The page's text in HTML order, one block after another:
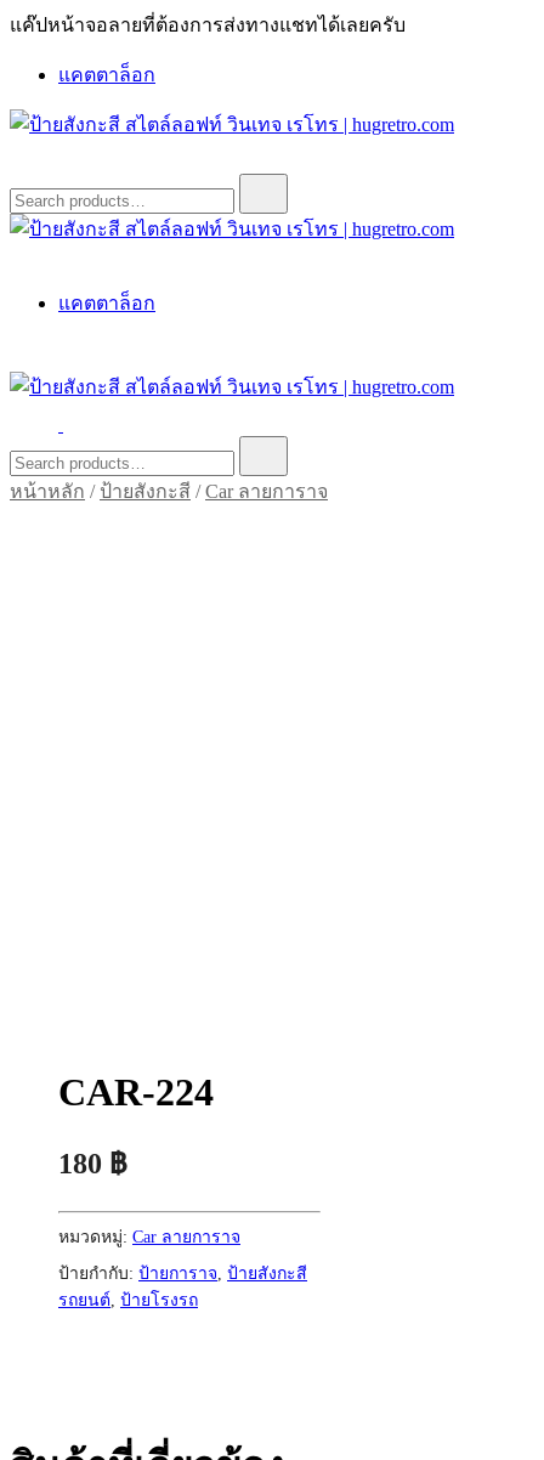
Skip
แค๊ปหน้าจอลายที่ต้องการส่งทางแชทได้เลยครับ
แคตตาล็อก
ป้ายสังกะสี สไตล์ลอฟท์ วินเทจ เรโทร | hugretro.com
ป้ายวินเทจ แต่งบ้าน ร้านกาแฟ ผับ โรงแรม ป้ายโค้ก เป็ปซี่เวสป้า
ฮาร์เล่ย์โฆษณาเก่าโบราณ มีราคาแบบสวยๆเพียบหรือสั่งทำโทร
O8664277II
for:
ฮาร์เล่ย์โฆษณาเก่าโบราณ มีราคาแบบสวยๆเพียบหรือสั่งทำโทร
แคตตาล็อก
ป้ายสังกะสี สไตล์ลอฟท์ วินเทจ เรโทร | hugretro.com
ป้ายวินเทจ แต่งบ้าน ร้านกาแฟ ผับ โรงแรม ป้ายโค้ก เป็ปซี่เวสป้า
ฮาร์เล่ย์โฆษณาเก่าโบราณ มีราคาแบบสวยๆเพียบหรือสั่งทำโทร
O8664277II
for:
หน้าหลัก / ป้ายสังกะสี /Car ลายการาจ
CAR-224
180 ฿
หมวดหมู่: Car ลายการาจ
ป้ายกำกับ: ป้ายการาจ, ป้ายสังกะสี
รถยนต์, ป้ายโรงรถ